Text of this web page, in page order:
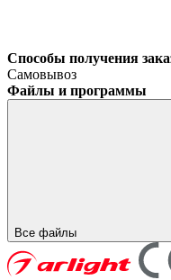
Способы получения
Самовывоз
Файлы и программы
Все файлы